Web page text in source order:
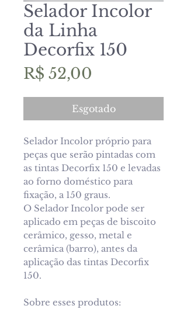
Selador Incolor
da Linha
Decorfix 150
R$ 52,00
Esgotado
Selador Incolor próprio para
peças que serão pintadas com
as tintas Decorfix 150 e levadas
ao forno doméstico para
fixação, a 150 graus.
O Selador Incolor pode ser
aplicado em peças de biscoito
cerâmico, gesso, metal e
cerâmica (barro), antes da
aplicação das tintas Decorfix
150.
Sobre esses produtos: